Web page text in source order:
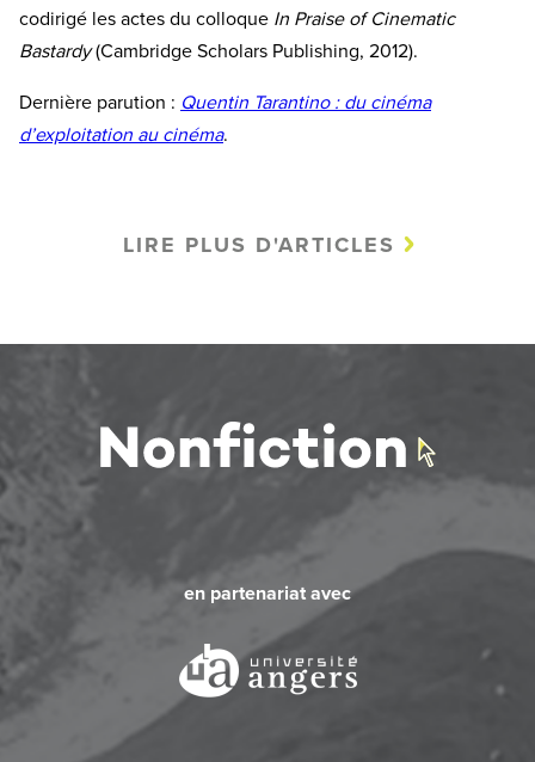
codirigé les actes du colloque In Praise of Cinematic
Bastardy(Cambridge Scholars Publishing, 2012).
Dernière parution : Quentin Tarantino : du cinéma
d’exploitation au cinéma.
LIRE PLUS D'ARTICLES
en partenariat avec